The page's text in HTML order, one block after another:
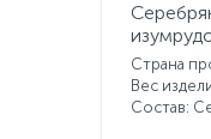
Страна
Вес
Состав: